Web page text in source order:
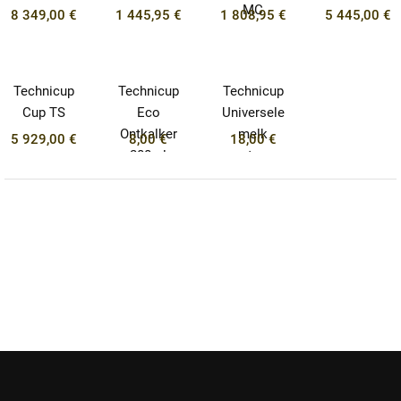
8 349,00 €
1 445,95 €
MC
1 808,95 €
5 445,00 €
Technicup
Cup TS
5 929,00 €
Technicup
Eco
Ontkalker
200ml
8,00 €
Technicup
Universele
melk
systeem
reiniger 1000
18,00 €